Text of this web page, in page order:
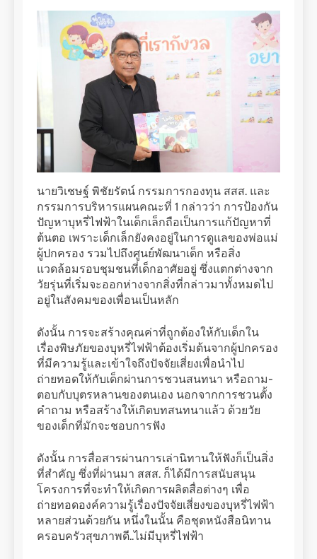
นายวิเชษฐ์ พิชัยรัตน์ กรรมการกองทุน สสส. และ
กรรมการบริหารแผนคณะที่ 1 กล่าวว่า การป้องกัน
ปัญหาบุหรี่ไฟฟ้าในเด็กเล็กถือเป็นการแก้ปัญหาที่
ต้นตอ เพราะเด็กเล็กยังคงอยู่ในการดูแลของพ่อแม่
ผู้ปกครอง รวมไปถึงศูนย์พัฒนาเด็ก หรือสิ่ง
แวดล้อมรอบชุมชนที่เด็กอาศัยอยู่ ซึ่งแตกต่างจาก
วัยรุ่นที่เริ่มจะออกห่างจากสิ่งที่กล่าวมาทั้งหมดไป
อยู่ในสังคมของเพื่อนเป็นหลัก
ดังนั้น การจะสร้างคุณค่าที่ถูกต้องให้กับเด็กใน
เรื่องพิษภัยของบุหรี่ไฟฟ้าต้องเริ่มต้นจากผู้ปกครอง
ที่มีความรู้และเข้าใจถึงปัจจัยเสี่ยงเพื่อนำไป
ถ่ายทอดให้กับเด็กผ่านการชวนสนทนา หรือถาม-
ตอบกับบุตรหลานของตนเอง นอกจากการชวนตั้ง
คำถาม หรือสร้างให้เกิดบทสนทนาแล้ว ด้วยวัย
ของเด็กที่มักจะชอบการฟัง
ดังนั้น การสื่อสารผ่านการเล่านิทานให้ฟังก็เป็นสิ่ง
ที่สำคัญ ซึ่งที่ผ่านมา สสส. ก็ได้มีการสนับสนุน
โครงการที่จะทำให้เกิดการผลิตสื่อต่างๆ เพื่อ
ถ่ายทอดองค์ความรู้เรื่องปัจจัยเสี่ยงของบุหรี่ไฟฟ้า
หลายส่วนด้วยกัน หนึ่งในนั้น คือชุดหนังสือนิทาน
ครอบครัวสุขภาพดี..ไม่มีบุหรี่ไฟฟ้า